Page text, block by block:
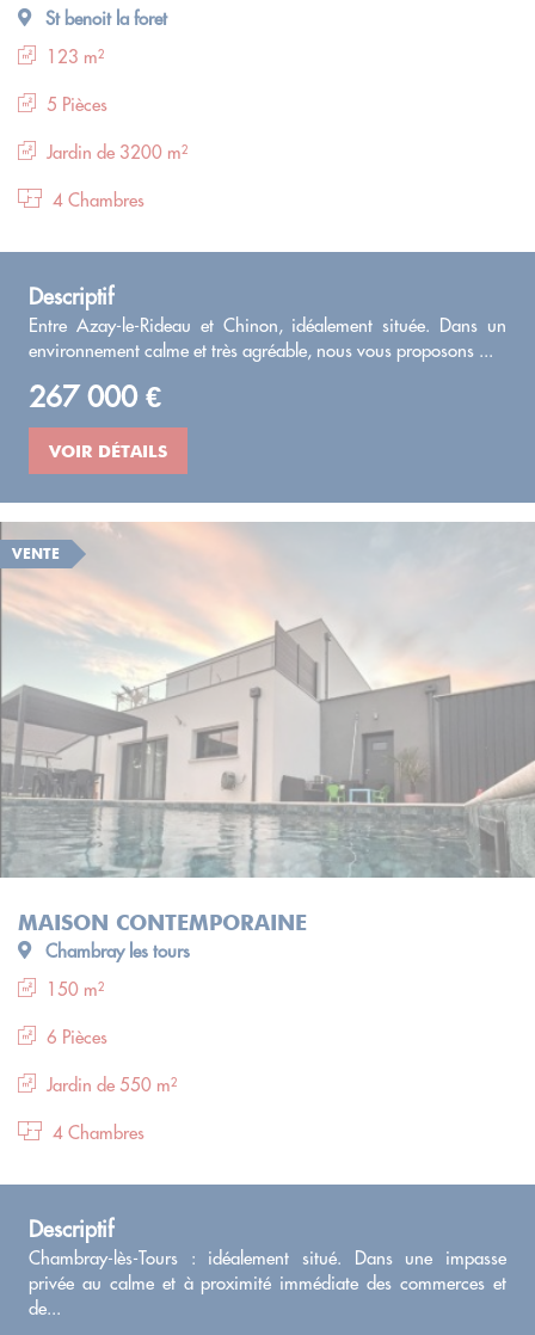
St benoit la foret
123 m²
5 Pièces
Jardin de 3200 m²
4 Chambres
Descriptif
Entre Azay-le-Rideau et Chinon, idéalement située. Dans un
environnement calme et très agréable, nous vous proposons ...
267 000 €
VOIR DÉTAILS
VENTE
MAISON CONTEMPORAINE
Chambray les tours
150 m²
6 Pièces
Jardin de 550 m²
4 Chambres
Descriptif
Chambray-lès-Tours : idéalement situé. Dans une impasse
privée au calme et à proximité immédiate des commerces et
de...